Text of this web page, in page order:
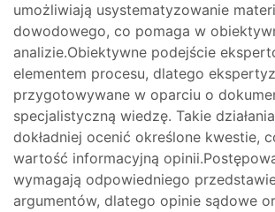
umożliwiają usystematyzowanie
dowodowego, co pomaga w
analizie.Obiektywne podejście
elementem procesu, dlatego
przygotowywane w oparciu o
specjalistyczną wiedzę. Takie
dokładniej ocenić określone kwestie,
wartość informacyjną
wymagają odpowiedniego
argumentów, dlatego opinie sądowe